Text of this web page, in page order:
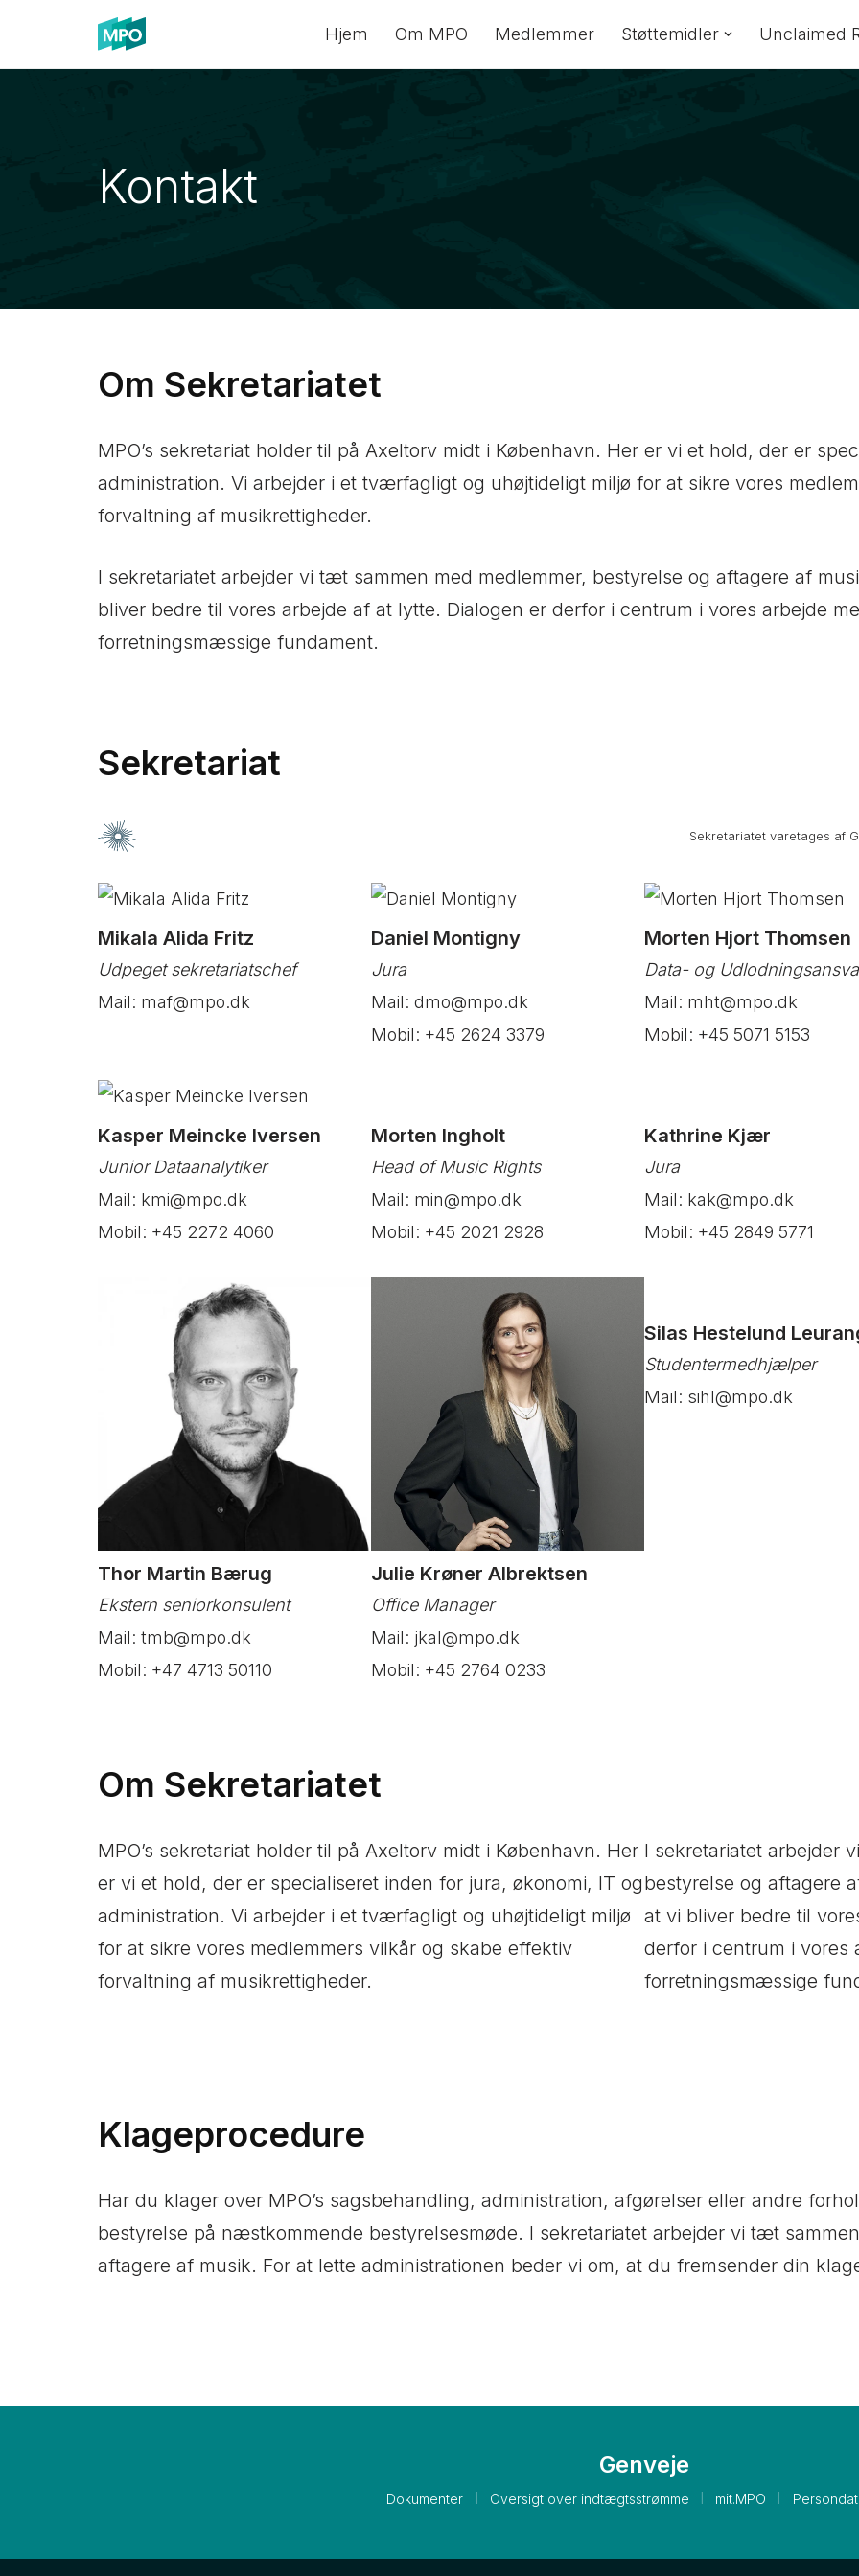
Hjem Om MPO Medlemmer Støttemidler Unclaimed
Kontakt
Om Sekretariatet
MPO’s sekretariat holder til på Axeltorv midt i København. Her er vi et hold, der er
administration. Vi arbejder i et tværfagligt og uhøjtideligt miljø for at sikre vores
forvaltning af musikrettigheder.
I sekretariatet arbejder vi tæt sammen med medlemmer, bestyrelse og aftagere af
bliver bedre til vores arbejde af at lytte. Dialogen er derfor i centrum i vores arbejde
forretningsmæssige fundament.
Sekretariat
Sekretariatet varetages af
Mikala Alida Fritz
Udpeget sekretariatschef
Mail: maf@mpo.dk
Daniel Montigny
Jura
Mail: dmo@mpo.dk
Mobil: +45 2624 3379
Morten Hjort Thomsen
Data- og
Mail: mht@mpo.dk
Mobil: +45 5071 5153
Kasper Meincke Iversen
Junior Dataanalytiker
Mail: kmi@mpo.dk
Mobil: +45 2272 4060
Morten Ingholt
Head of Music Rights
Mail: min@mpo.dk
Mobil: +45 2021 2928
Kathrine Kjær
Jura
Mail: kak@mpo.dk
Mobil: +45 2849 5771
Thor Martin Bærug
Ekstern seniorkonsulent
Mail: tmb@mpo.dk
Mobil: +47 4713 50110
Julie Krøner Albrektsen
Office Manager
Mail: jkal@mpo.dk
Mobil: +45 2764 0233
Silas Hestelund
Studentermedhjælper
Mail: sihl@mpo.dk
Om Sekretariatet
MPO’s sekretariat holder til på Axeltorv midt i København. Her
er vi et hold, der er specialiseret inden for jura, økonomi, IT og
administration. Vi arbejder i et tværfagligt og uhøjtideligt miljø
for at sikre vores medlemmers vilkår og skabe effektiv
forvaltning af musikrettigheder.
I sekretariatet arbejder
bestyrelse og aftagere
at vi bliver bedre til
derfor i centrum i vores
forretningsmæssige
Klageprocedure
Har du klager over MPO’s sagsbehandling, administration, afgørelser eller andre
bestyrelse på næstkommende bestyrelsesmøde. I sekretariatet arbejder vi tæt
aftagere af musik. For at lette administrationen beder vi om, at du fremsender din
Genveje
Dokumenter l Oversigt over indtægtsstrømme l mit.MPO l